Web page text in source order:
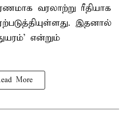
வரலாற்று ரீதியாக
இதனால்
என்றும்
More